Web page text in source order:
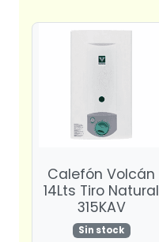
Calefón Volcán
14Lts Tiro Natural
315KAV
Sin stock